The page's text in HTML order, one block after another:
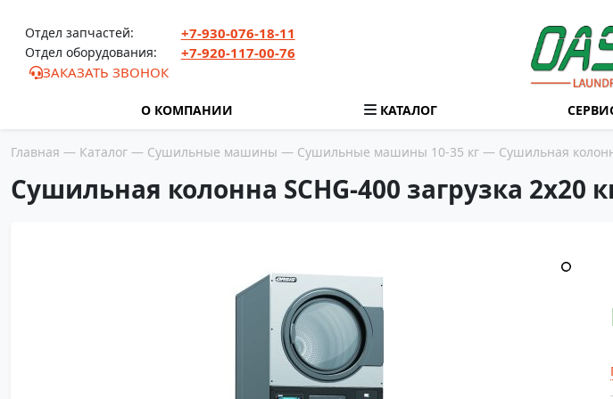
Отдел запчастей: +7-930-076-18-11
Отдел оборудования:
+7-920-117-00-76
ЗАКАЗАТЬ ЗВОНОК
О КОМПАНИИ КАТАЛОГ
Главная — Каталог — Сушильные машины — Сушильные машины 10-35 кг — Сушильная
Сушильная колонна SCHG-400 загрузка 2х20